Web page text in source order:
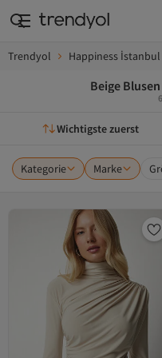
Trendyol Happiness İstanbul
Beige Blusen
Wichtigste zuerst
Kategorie Marke